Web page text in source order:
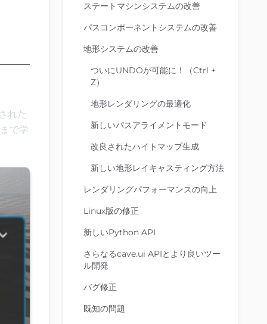
れた
で学
ステートマシンシステムの改善
パスコンポーネントシステムの改善
地形システムの改善
ついにUNDOが可能に！（Ctrl +
Z）
地形レンダリングの最適化
新しいパスアライメントモード
改良されたハイトマップ生成
新しい地形レイキャスティング方法
レンダリングパフォーマンスの向上
Linux版の修正
新しいPython API
さらなるcave.ui APIとより良いツー
ル開発
バグ修正
既知の問題